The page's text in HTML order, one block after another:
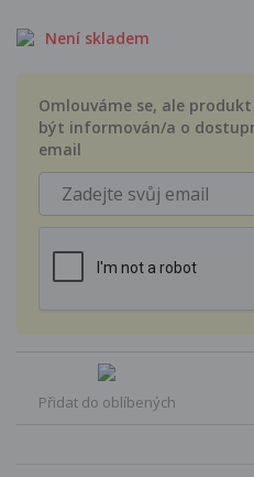
Není skladem
Omlouváme se, ale
být informován/a o
email
Přidat do oblíbených